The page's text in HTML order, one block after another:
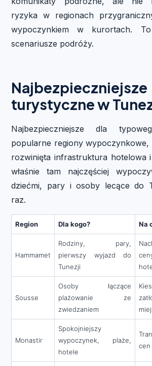
ryzyka w regionach
wypoczynkiem w kurortach.
scenariusze podróży.
turystyczne w
Najbezpieczniejsze dla
popularne regiony wypoczynkowe,
rozwinięta infrastruktura hotelowa
właśnie tam najczęściej
dziećmi, pary i osoby lecące do
raz.
Region Dla kogo? Na
Hammamet
Rodziny, pary,
pierwszy wyjazd do
Tunezji
Sousse
Osoby łączące
plażowanie ze
zwiedzaniem
Monastir
Spokojniejszy
wypoczynek, plaże,
hotele